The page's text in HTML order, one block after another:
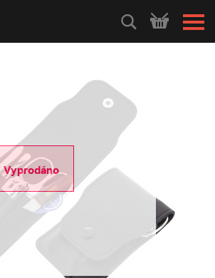
HLEDEJ
Vyprodáno